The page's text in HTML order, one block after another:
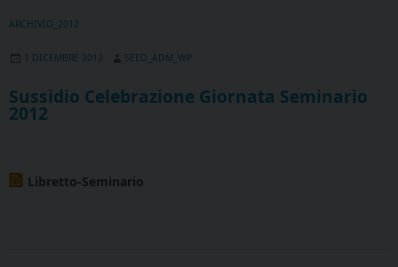
ARCHIVIO_2012
1 DICEMBRE 2012 SEED_ADM_WP
Sussidio Celebrazione Giornata Seminario
2012
Libretto-Seminario